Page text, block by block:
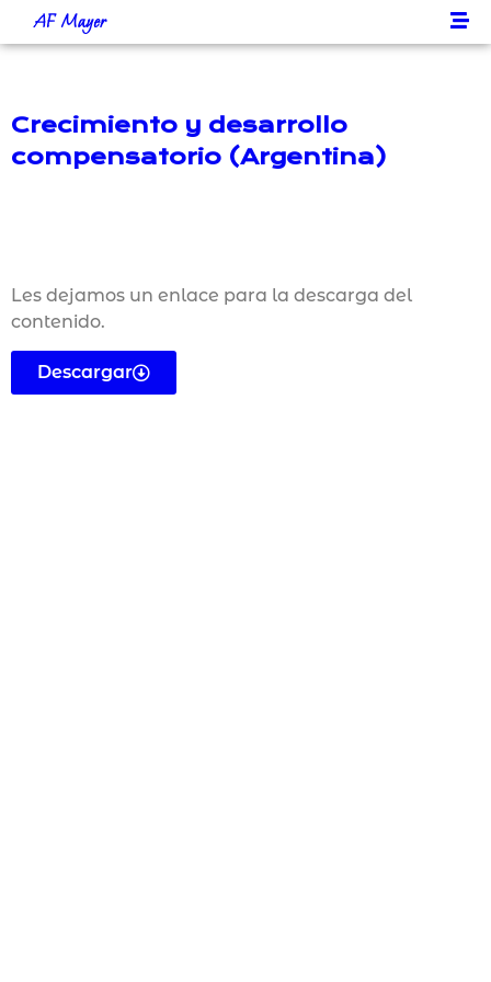
AF Mayer
Crecimiento y desarrollo
compensatorio (Argentina)
Les dejamos un enlace para la descarga del
contenido.
Descargar